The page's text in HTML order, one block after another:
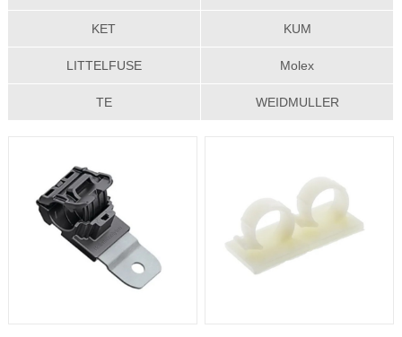
KET KUM
LITTELFUSE Molex
TE WEIDMULLER